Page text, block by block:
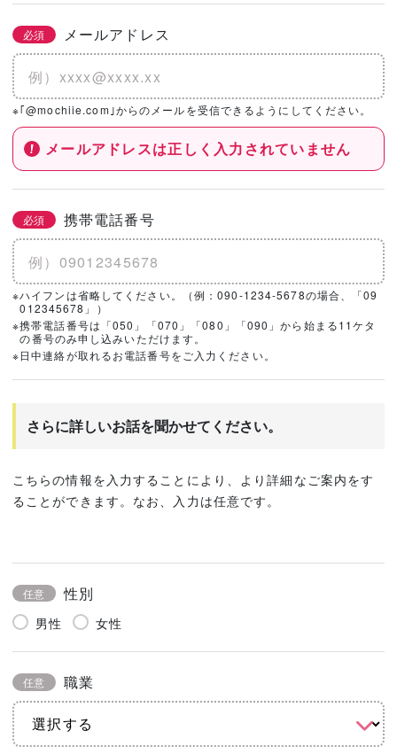
必須 メールアドレス
※｢@mochiie.com｣からのメールを受信できるようにしてください。
メールアドレスは正しく入力されていません
必須 携帯電話番号
※ハイフンは省略してください。（例：090-1234-5678の場合、「09
012345678」）
※携帯電話番号は「050」「070」「080」「090」から始まる11ケタ
の番号のみ申し込みいただけます。
※日中連絡が取れるお電話番号をご入力ください。
さらに詳しいお話を聞かせてください。
こちらの情報を入力することにより、より詳細なご案内をす
ることができます。なお、入力は任意です。
任意 性別
男性 女性
任意 職業